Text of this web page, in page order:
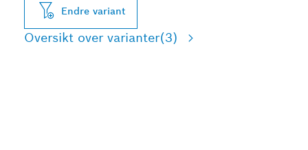
Endre variant
Oversikt over varianter(3)